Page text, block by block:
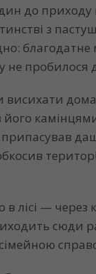
до приходу
з
благодатне
не пробилося
висихати
лісі — через
сюди